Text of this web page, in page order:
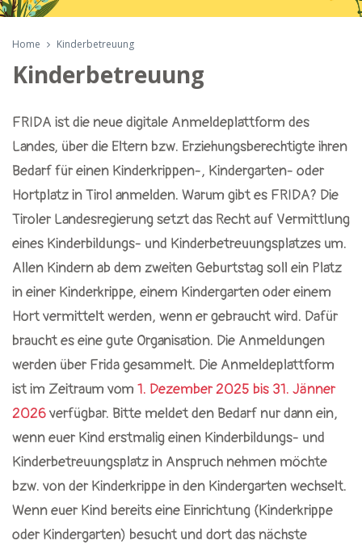
Home Kinderbetreuung
Kinderbetreuung
FRIDA ist die neue digitale Anmeldeplattform des
Landes, über die Eltern bzw. Erziehungsberechtigte ihren
Bedarf für einen Kinderkrippen-, Kindergarten- oder
Hortplatz in Tirol anmelden. Warum gibt es FRIDA? Die
Tiroler Landesregierung setzt das Recht auf Vermittlung
eines Kinderbildungs- und Kinderbetreuungsplatzes um.
Allen Kindern ab dem zweiten Geburtstag soll ein Platz
in einer Kinderkrippe, einem Kindergarten oder einem
Hort vermittelt werden, wenn er gebraucht wird. Dafür
braucht es eine gute Organisation. Die Anmeldungen
werden über Frida gesammelt. Die Anmeldeplattform
ist im Zeitraum vom 1. Dezember 2025 bis 31. Jänner
2026verfügbar. Bitte meldet den Bedarf nur dann ein,
wenn euer Kind erstmalig einen Kinderbildungs- und
Kinderbetreuungsplatz in Anspruch nehmen möchte
bzw. von der Kinderkrippe in den Kindergarten wechselt.
Wenn euer Kind bereits eine Einrichtung (Kinderkrippe
oder Kindergarten) besucht und dort das nächste